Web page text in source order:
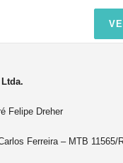
Felipe Dreher
Ferreira – MTB 11565/